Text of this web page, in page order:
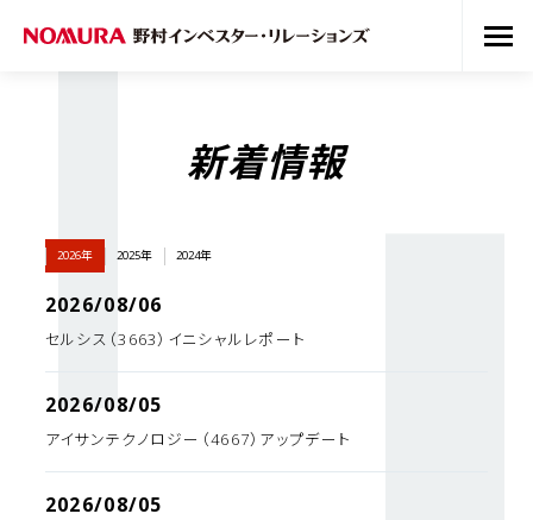
新着情報
2026年 2025年 2024年
2026/08/06
セルシス（3663）イニシャルレポート
2026/08/05
アイサンテクノロジー（4667）アップデート
2026/08/05